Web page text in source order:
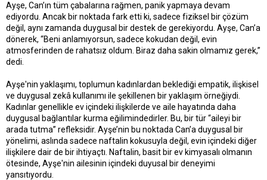
Ayşe, Can’ın tüm çabalarına rağmen, panik yapmaya devam
ediyordu. Ancak bir noktada fark etti ki, sadece fiziksel bir çözüm
değil, aynı zamanda duygusal bir destek de gerekiyordu. Ayşe, Can’a
dönerek, “Beni anlamıyorsun, sadece kokudan değil, evin
atmosferinden de rahatsız oldum. Biraz daha sakin olmamız gerek,”
dedi.
Ayşe'nin yaklaşımı, toplumun kadınlardan beklediği empatik, ilişkisel
ve duygusal zekâ kullanımı ile şekillenen bir yaklaşım örneğiydi.
Kadınlar genellikle ev içindeki ilişkilerde ve aile hayatında daha
duygusal bağlantılar kurma eğilimindedirler. Bu, bir tür “aileyi bir
arada tutma” refleksidir. Ayşe’nin bu noktada Can’a duygusal bir
yönelimi, aslında sadece naftalin kokusuyla değil, evin içindeki diğer
ilişkilere dair de bir ihtiyaçtı. Naftalin, basit bir ev kimyasalı olmanın
ötesinde, Ayşe'nin ailesinin içindeki duyusal bir deneyimi
yansıtıyordu.